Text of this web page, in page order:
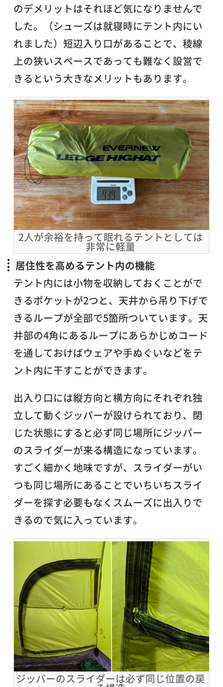
のデメリットはそれほど気になりませんで
した。（シューズは就寝時にテント内にい
れました）短辺入り口があることで、稜線
上の狭いスペースであっても難なく設営で
きるという大きなメリットもあります。
2人が余裕を持って眠れるテントとしては
非常に軽量
居住性を高めるテント内の機能
テント内には小物を収納しておくことがで
きるポケットが2つと、天井から吊り下げで
きるループが全部で5箇所ついています。天
井部の4角にあるループにあらかじめコード
を通しておけばウェアや手ぬぐいなどをテ
ント内に干すことができます。
出入り口には縦方向と横方向にそれぞれ独
立して動くジッパーが設けられており、閉
じた状態にすると必ず同じ場所にジッパー
のスライダーが来る構造になっています。
すごく細かく地味ですが、スライダーがい
つも同じ場所にあることでいちいちスライ
ダーを探す必要もなくスムーズに出入りで
きるので気に入っています。
ジッパーのスライダーは必ず同じ位置の戻